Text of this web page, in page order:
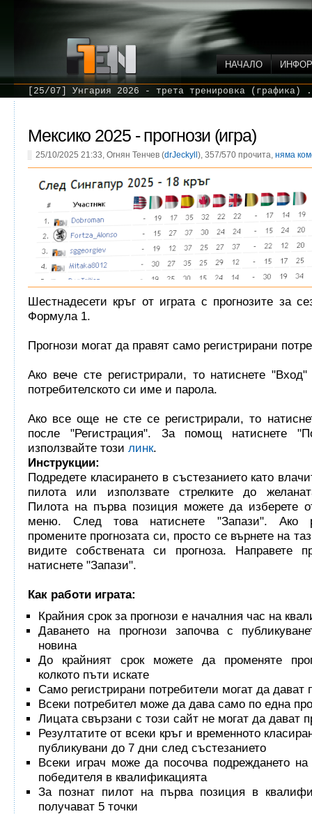
НАЧАЛО
[25/07] Унгария 2026 - трета тренировка
Мексико 2025 - прогнози (игра)
25/10/2025 21:33, Огнян Тенчев (drJeckyll ), 357/570 прочита, няма
Шестнадесети кръг от играта с прогнозите за
Формула 1.
Прогнози могат да правят само регистрирани
Ако вече сте регистрирали, то натиснете
потребителското си име и парола.
Ако все още не сте се регистрирали, то
после "Регистрация". За помощ натиснете
използвайте този линк.
Инструкции:
Подредете класирането в състезанието като
пилота или използвате стрелките до
Пилота на първа позиция можете да изберете
меню. След това натиснете "Запази". Ако
промените прогнозата си, просто се върнете на
видите собствената си прогноза. Направете
натиснете "Запази".
Как работи играта:
Крайния срок за прогнози е началния час на
Даването на прогнози започва с
новина
До крайният срок можете да променяте
колкото пъти искате
Само регистрирани потребители могат да дават
Всеки потребител може да дава само по една
Лицата свързани с този сайт не могат да дават
Резултатите от всеки кръг и временното
публикувани до 7 дни след състезанието
Всеки играч може да посочва подреждането
победителя в квалификацията
За познат пилот на първа позиция в
получават 5 точки